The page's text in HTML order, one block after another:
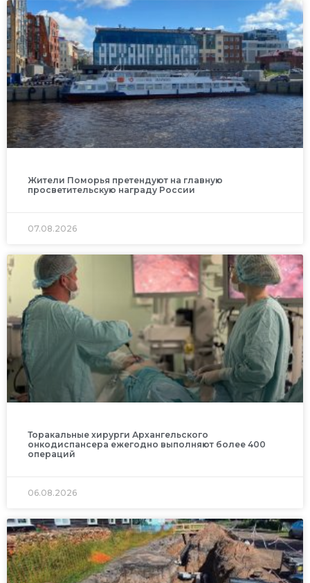
Жители Поморья претендуют на главную
просветительскую награду России
07.08.2026
Торакальные хирурги Архангельского
онкодиспансера ежегодно выполняют более 400
операций
06.08.2026